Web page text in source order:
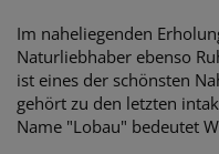
Im naheliegenden
Naturliebhaber ebenso
ist eines der schönsten
gehört zu den letzten
Name "Lobau" bedeutet